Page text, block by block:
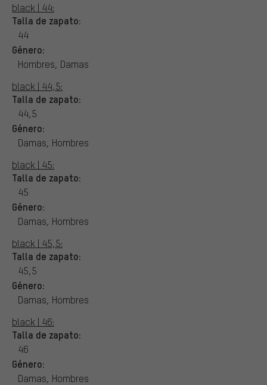
black | 44:
Talla de zapato:
44
Género:
Hombres, Damas
black | 44,5:
Talla de zapato:
44,5
Género:
Damas, Hombres
black | 45:
Talla de zapato:
45
Género:
Damas, Hombres
black | 45,5:
Talla de zapato:
45,5
Género:
Damas, Hombres
black | 46:
Talla de zapato:
46
Género:
Damas, Hombres